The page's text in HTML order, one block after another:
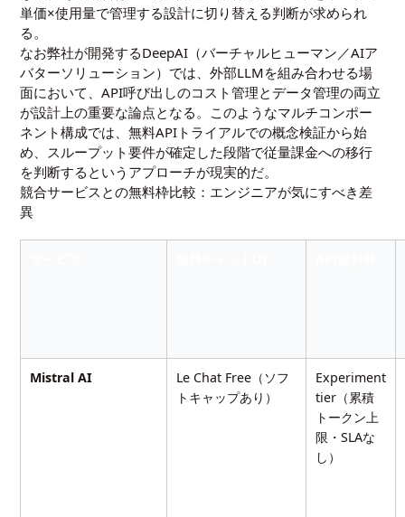
単価×使用量で管理する設計に切り替える判断が求められ
る。
なお弊社が開発するDeepAI（バーチャルヒューマン／AIア
バターソリューション）では、外部LLMを組み合わせる場
面において、API呼び出しのコスト管理とデータ管理の両立
が設計上の重要な論点となる。このようなマルチコンポー
ネント構成では、無料APIトライアルでの概念検証から始
め、スループット要件が確定した段階で従量課金への移行
を判断するというアプローチが現実的だ。
競合サービスとの無料枠比較：エンジニアが気にすべき差
異
Mistral AI
Le Chat Free（ソフ
トキャップあり）
Experiment
tier（累積
トークン上
限・SLAな
し）